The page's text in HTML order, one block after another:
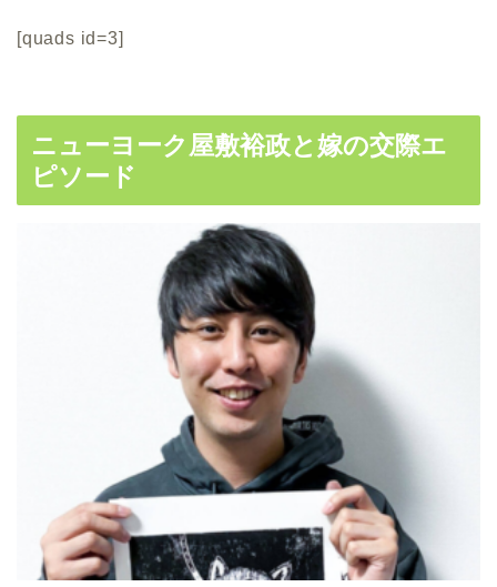
[quads id=3]
ニューヨーク屋敷裕政と嫁の交際エ
ピソード